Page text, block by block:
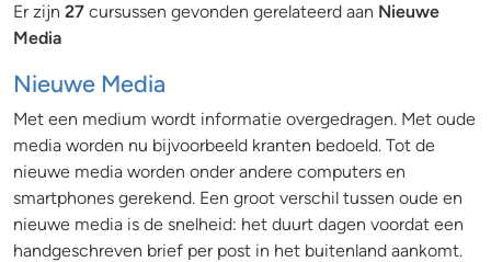
Er zijn 27 cursussen gevonden gerelateerd aan Nieuwe
Media
Nieuwe Media
Met een medium wordt informatie overgedragen. Met oude
media worden nu bijvoorbeeld kranten bedoeld. Tot de
nieuwe media worden onder andere computers en
smartphones gerekend. Een groot verschil tussen oude en
nieuwe media is de snelheid: het duurt dagen voordat een
handgeschreven brief per post in het buitenland aankomt.